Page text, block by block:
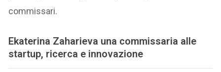
commissari.
Ekaterina Zaharieva una commissaria alle
startup, ricerca e innovazione